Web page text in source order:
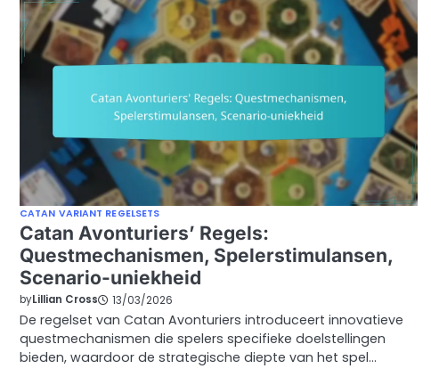
CATAN VARIANT REGELSETS
Catan Avonturiers’ Regels:
Questmechanismen, Spelerstimulansen,
Scenario-uniekheid
byLillian Cross 13/03/2026
De regelset van Catan Avonturiers introduceert innovatieve
questmechanismen die spelers specifieke doelstellingen
bieden, waardoor de strategische diepte van het spel…